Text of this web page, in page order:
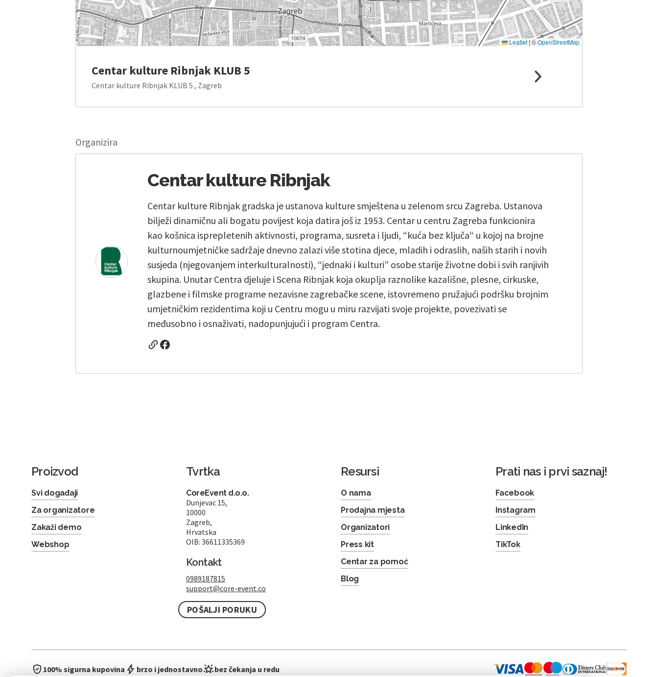
Leaflet|©OpenStreetMap
Centar kulture Ribnjak KLUB 5
Centar kulture Ribnjak KLUB 5 , Zagreb
Organizira
Centar kulture Ribnjak
Centar kulture Ribnjak gradska je ustanova kulture smještena u zelenom srcu Zagreba. Ustanova
bilježi dinamičnu ali bogatu povijest koja datira još iz 1953. Centar u centru Zagreba funkcionira
kao košnica isprepletenih aktivnosti, programa, susreta i ljudi, “kuća bez ključa“ u kojoj na brojne
kulturnoumjetničke sadržaje dnevno zalazi više stotina djece, mladih i odraslih, naših starih i novih
susjeda (njegovanjem interkulturalnosti), “jednaki i kulturi” osobe starije životne dobi i svih ranjivih
skupina. Unutar Centra djeluje i Scena Ribnjak koja okuplja raznolike kazališne, plesne, cirkuske,
glazbene i filmske programe nezavisne zagrebačke scene, istovremeno pružajući podršku brojnim
umjetničkim rezidentima koji u Centru mogu u miru razvijati svoje projekte, povezivati ​​se
međusobno i osnaživati, nadopunjujući i program Centra.
Proizvod
Svi događaji
Za organizatore
Zakaži demo
Webshop
Tvrtka
CoreEvent d.o.o.
Dunjevac 15,
10000
Zagreb,
Hrvatska
OIB: 36611335369
Kontakt
0989187815
support@core-event.co
POŠALJI PORUKU
Resursi
O nama
Prodajna mjesta
Organizatori
Press kit
Centar za pomoć
Blog
Prati nas i prvi saznaj!
Facebook
Instagram
LinkedIn
TikTok
100% sigurna kupovina brzo i jednostavno bez čekanja u redu